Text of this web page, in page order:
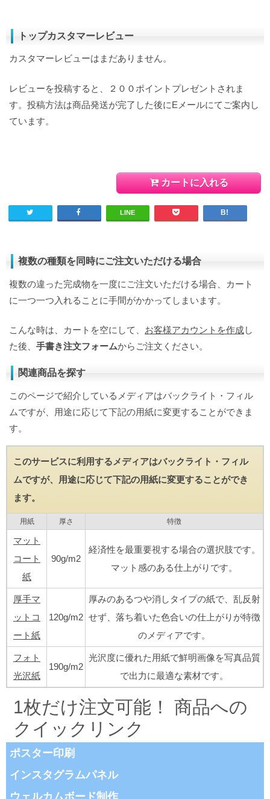
トップカスタマーレビュー
カスタマーレビューはまだありません。
レビューを投稿すると、２００ポイントプレゼントされま
す。投稿方法は商品発送が完了した後にEメールにてご案内し
ています。
カートに入れる
LINE
複数の種類を同時にご注文いただける場合
複数の違った完成物を一度にご注文いただける場合、カート
に一つ一つ入れることに手間がかかってしまいます。
こんな時は、カートを空にして、 お客様アカウントを作成し
た後、 手書き注文フォームからご注文ください。
関連商品を探す
このページで紹介しているメディアはバックライト・フィル
ムですが、用途に応じて下記の用紙に変更することができま
す。
用紙 厚さ 特徴
このサービスに利用するメディアはバックライト・フィル
ムですが、用途に応じて下記の用紙に変更することができ
ます。
マット
コート
紙
90g/m2
経済性を最重要視する場合の選択肢です。
マット感のある仕上がりです。
厚手マ
ットコ
ート紙
120g/m2
厚みのあるつや消しタイプの紙で、乱反射
せず、落ち着いた色合いの仕上がりが特徴
のメディアです。
フォト
光沢紙
190g/m2
光沢度に優れた用紙で鮮明画像を写真品質
で出力に最適な素材です。
1枚だけ注文可能！ 商品への
クイックリンク
ポスター印刷
インスタグラムパネル
ウェルカムボード制作